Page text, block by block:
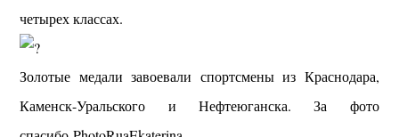
четырех классах.
Золотые медали завоевали спортсмены из Краснодара,
Каменск-Уральского и Нефтеюганска. За фото